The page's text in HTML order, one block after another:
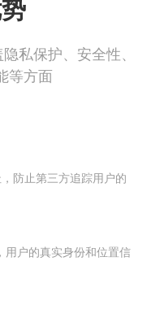
私保护、安全性、
等方面
防止第三方追踪用户的
用户的真实身份和位置信